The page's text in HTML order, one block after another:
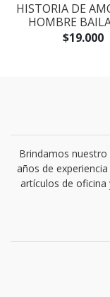
HISTORIA DE
HOMBRE
$19.000
Brindamos nuestro
años de
artículos de oficina